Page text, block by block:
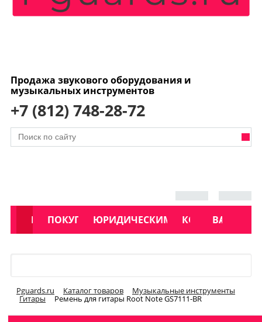
Продажа звукового оборудования и
музыкальных инструментов
+7 (812) 748-28-72
АКЦИИ
КАТАЛОГ
ПОКУПАТЕЛЯМЮРИДИЧЕСКИМ ЛИЦАМКОНТАКТЫ
УСЛУГИ
Pguards.ru Каталог товаров Музыкальные инструменты
Гитары Ремень для гитары Root Note GS7111-BR